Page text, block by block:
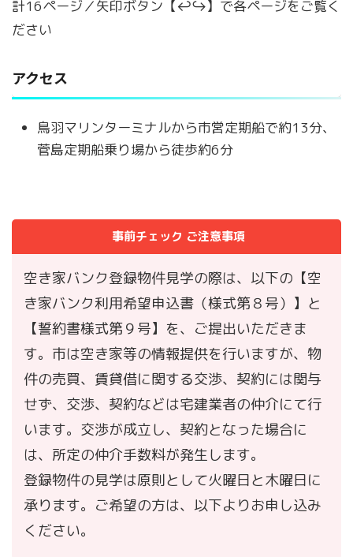
計16ページ／矢印ボタン【↩↪】で各ページをご覧く
ださい
アクセス
鳥羽マリンターミナルから市営定期船で約13分、
菅島定期船乗り場から徒歩約6分
事前チェック ご注意事項
空き家バンク登録物件見学の際は、以下の【空
き家バンク利用希望申込書（様式第８号）】と
【誓約書様式第９号】を、ご提出いただきま
す。市は空き家等の情報提供を行いますが、物
件の売買、賃貸借に関する交渉、契約には関与
せず、交渉、契約などは宅建業者の仲介にて行
います。交渉が成立し、契約となった場合に
は、所定の仲介手数料が発生します。
登録物件の見学は原則として火曜日と木曜日に
承ります。ご希望の方は、以下よりお申し込み
ください。